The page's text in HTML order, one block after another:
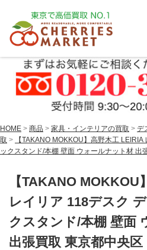
HOME > 商品 > 家具・インテリアの買取 > デ
取 >
【TAKANO MOKKOU】高野木工
ックスタンド/本棚 壁面 ウォールナット材 出
【TAKANO
レイリア 118デスク
クスタンド/本棚 壁面
出張買取 東京都中央区